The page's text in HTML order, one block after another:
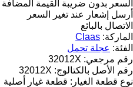
السعر بدون ضريبة القيمة المضافة
أرسل إشعار عند تغير السعر
الاتصال بالبائع
الماركة: Claas
الفئة: عجلة تحمل
رقم مرجعي: 32012X
رقم الأصل بالكتالوج: 32012X
نوع قطعة الغيار: قطعة غيار أصلية